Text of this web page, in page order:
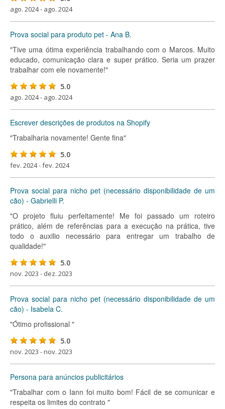
ago. 2024 - ago. 2024
Prova social para produto pet - Ana B.
"Tive uma ótima experiência trabalhando com o Marcos. Muito
educado, comunicação clara e super prático. Seria um prazer
trabalhar com ele novamente!"
5.0
ago. 2024 - ago. 2024
Escrever descrições de produtos na Shopify
"Trabalharia novamente! Gente fina"
5.0
fev. 2024 - fev. 2024
Prova social para nicho pet (necessário disponibilidade de um
cão) - Gabrielli P.
"O projeto fluiu perfeitamente! Me foi passado um roteiro
prático, além de referências para a execução na prática, tive
todo o auxilio necessário para entregar um trabalho de
qualidade!"
5.0
nov. 2023 - dez. 2023
Prova social para nicho pet (necessário disponibilidade de um
cão) - Isabela C.
"Ótimo profissional "
5.0
nov. 2023 - nov. 2023
Persona para anúncios publicitários
"Trabalhar com o Iann foi muito bom! Fácil de se comunicar e
respeita os limites do contrato "